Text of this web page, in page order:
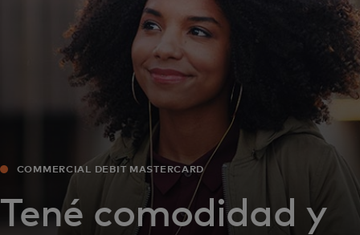
Noticias y tendencias
COMMERCIAL DEBIT MASTERCARD
Tené comodidad y